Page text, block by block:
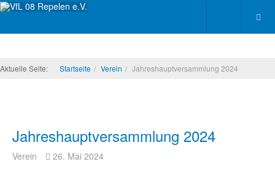
Aktuelle Seite: Startseite Verein Jahreshauptversammlung 2024
Jahreshauptversammlung 2024
Verein 26. Mai 2024